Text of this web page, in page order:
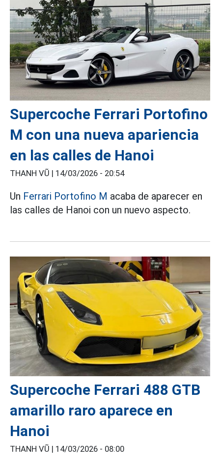
Supercoche Ferrari Portofino
M con una nueva apariencia
en las calles de Hanoi
THANH VŨ | 14/03/2026 - 20:54
Un Ferrari Portofino M acaba de aparecer en
las calles de Hanoi con un nuevo aspecto.
Supercoche Ferrari 488 GTB
amarillo raro aparece en
Hanoi
THANH VŨ | 14/03/2026 - 08:00